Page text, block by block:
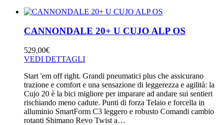
CANNONDALE 20+ U CUJO ALP OS
529,00€
VEDI DETTAGLI
Start 'em off right. Grandi pneumatici plus che assicurano
trazione e comfort e una sensazione di leggerezza e agilità: la
Cujo 20 è la bici migliore per imparare ad andare sui sentieri
rischiando meno cadute. Punti di forza Telaio e forcella in
alluminio SmartForm C3 leggero e robusto Comandi cambio
rotanti Shimano Revo Twist a…